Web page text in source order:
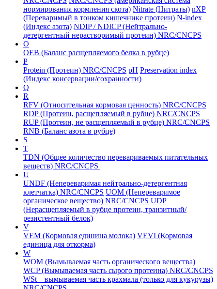
нормирования кормления скота) Nitrate (Нитраты) nXP
(Переваримый в тонком кишечнике протеин) N-index
(Индекс азота) NDIP / NDICP (Нейтрально-
детергентный нерастворимый протеин) NRC/CNCPS
O
ОЕВ (Баланс расщепляемого белка в рубце)
P
Protein (Протеин) NRC/CNCPS рН Preservation index
(Индекс консервации/сохранности)
Q
R
RFV (Относительная кормовая ценность) NRC/CNCPS
RDP (Протеин, расщепляемый в рубце) NRC/CNCPS
RUP (Протеин, не расщепляемый в рубце) NRC/CNCPS
RNB (Баланс азота в рубце)
S
T
TDN (Общее количество перевариваемых питательных
веществ) NRC/CNCPS
U
UNDF (Непереваримая нейтрально-детергентная
клетчатка) NRC/CNCPS UOM (Непереваримое
органическое вещество) NRC/CNCPS UDP
(Нерасщепляемый в рубце протеин, транзитный/
резистентный белок)
V
VEM (Кормовая единица молока) VEVI (Кормовая
единица для откорма)
W
WOM (Вымываемая часть органического вещества)
WCP (Вымываемая часть сырого протеина) NRC/CNCPS
WSt – вымываемая часть крахмала (только для кукурузы)